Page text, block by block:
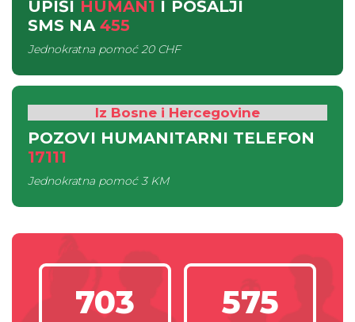
UPIŠI HUMAN1 I POŠALJI
SMS NA 455
Jednokratna pomoć20 CHF
Iz Bosne i Hercegovine
POZOVI HUMANITARNI TELEFON
17111
Jednokratna pomoć3 KM
703 575